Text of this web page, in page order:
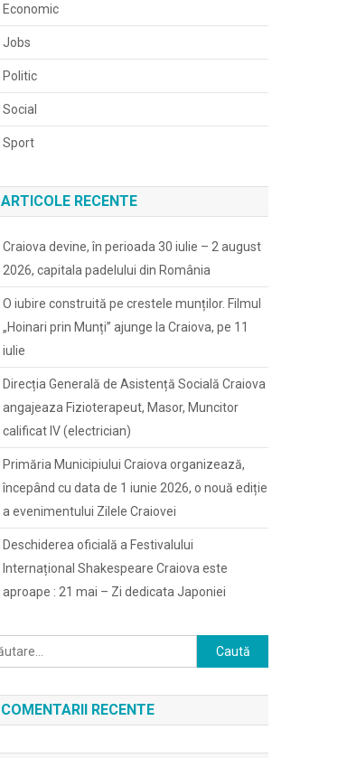
Economic
Jobs
Politic
Social
Sport
ARTICOLE RECENTE
Craiova devine, în perioada 30 iulie – 2 august
2026, capitala padelului din România
O iubire construită pe crestele munților. Filmul
„Hoinari prin Munți” ajunge la Craiova, pe 11
iulie
Direcția Generală de Asistență Socială Craiova
angajeaza Fizioterapeut, Masor, Muncitor
calificat IV (electrician)
Primăria Municipiului Craiova organizează,
începând cu data de 1 iunie 2026, o nouă ediție
a evenimentului Zilele Craiovei
Deschiderea oficială a Festivalului
Internațional Shakespeare Craiova este
aproape : 21 mai – Zi dedicata Japoniei
Caută
după:
COMENTARII RECENTE